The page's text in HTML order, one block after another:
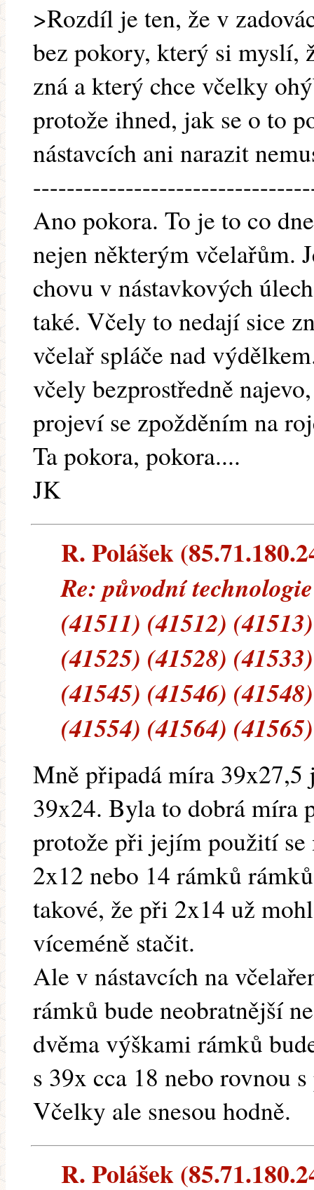
>Rozdíl je ten, že v
bez pokory, který si myslí,
zná a který chce včelky
protože ihned, jak se o to
nástavcích ani narazit
Ano pokora. To je to co
nejen některým včelařům.
chovu v nástavkových
také. Včely to nedají sice
včelař spláče nad
včely bezprostředně
projeví se zpožděním na
Ta pokora, pokora....
JK
R. Polášek
Re: původní
(41511) (41512)
(41525) (41528)
(41545) (41546)
(41554) (41564)
Mně připadá míra 39x27,5
39x24. Byla to dobrá míra
protože při jejím použití se
2x12 nebo 14 rámků
takové, že při 2x14 už
víceméně stačit.
Ale v nástavcích na
rámků bude neobratnější
dvěma výškami rámků
s 39x cca 18 nebo rovnou
Včelky ale snesou hodně.
R. Polášek